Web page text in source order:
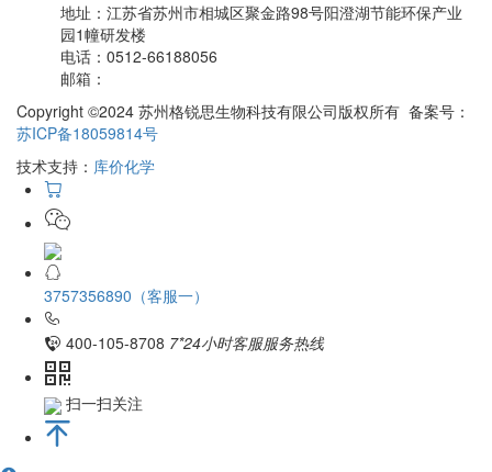
地址： 江苏省苏州市相城区聚金路98号阳澄湖节能环保产业
园1幢研发楼
电话： 0512-66188056
邮箱：
Copyright ©2024 苏州格锐思生物科技有限公司版权所有 备案号：
苏ICP备18059814号
技术支持： 库价化学
3757356890（客服一）
400-105-8708 7*24小时客服服务热线
扫一扫关注